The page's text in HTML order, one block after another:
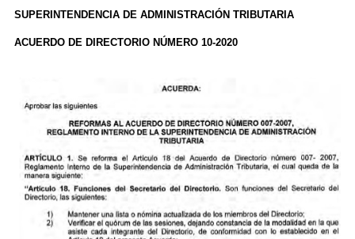
SUPERINTENDENCIA DE ADMINISTRACIÓN TRIBUTARIA
ACUERDO DE DIRECTORIO NÚMERO 10-2020